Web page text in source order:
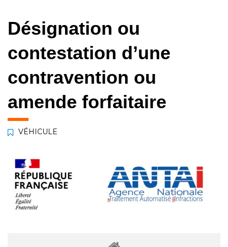
Désignation ou
contestation d’une
contravention ou
amende forfaitaire
VÉHICULE